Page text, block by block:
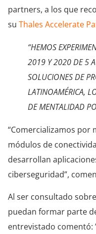
partners, a los que
su Thales Accelerate
“HEMOS
2019 Y 2020 DE 5 A
SOLUCIONES DE
LATINOAMÉRICA,
DE MENTALIDAD
“Comercializamos por
módulos de
desarrollan
ciberseguridad”,
Al ser consultado
puedan formar parte
entrevistado comentó: